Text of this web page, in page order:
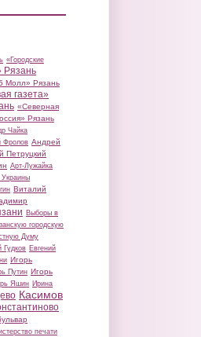
«Городские
Рязань
Молл» Рязань
газета»
«Северная
Рязань
Чайка
Фролов Андрей
Петруцкий
Арт-Лужайка
Виталий
Выборы в
городскую
Думу
Гудков Евгений
Игорь
Путин Игорь
Яшин Ирина
Касимов
печати